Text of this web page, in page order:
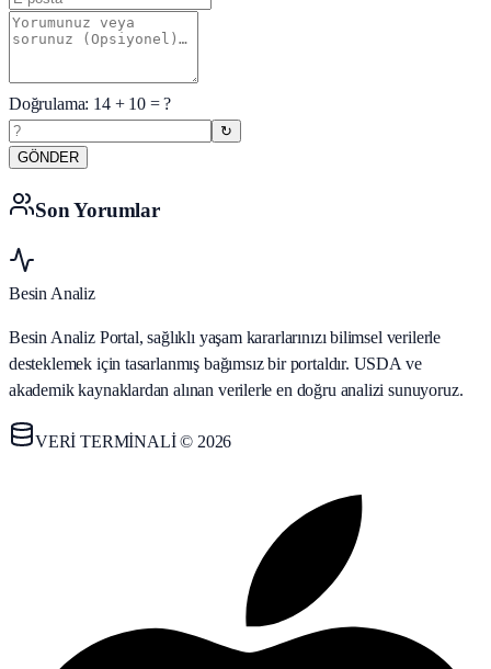
Doğrulama: 14+ 10= ?
↻
GÖNDER
Son Yorumlar
Besin Analiz
Besin Analiz Portal, sağlıklı yaşam kararlarınızı bilimsel verilerle
desteklemek için tasarlanmış bağımsız bir portaldır. USDA ve
akademik kaynaklardan alınan verilerle en doğru analizi sunuyoruz.
VERİ TERMİNALİ © 2026